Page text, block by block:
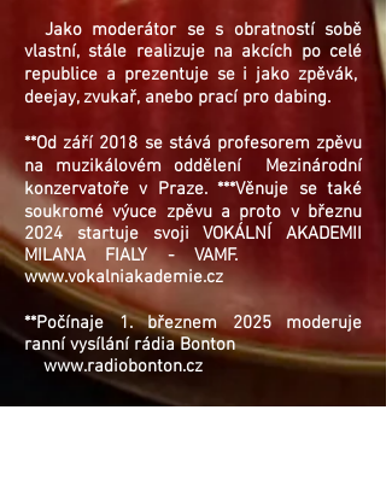
Jako moderátor se s obratností sobě
vlastní, stále realizuje na akcích po celé
republice a prezentuje se i jako zpěvák,
deejay, zvukař, anebo prací pro dabing.
**Od září 2018 se stává profesorem zpěvu
na muzikálovém oddělení Mezinárodní
konzervatořev Praze. ***Věnuje se také
soukromé výuce zpěvu a proto v březnu
2024 startuje svoji VOKÁLNÍ AKADEMII
MILANA FIALY - VAMF.
www.vokalniakademie.cz
**Počínaje 1. březnem 2025 moderuje
ranní vysílání rádia Bonton
www.radiobonton.cz